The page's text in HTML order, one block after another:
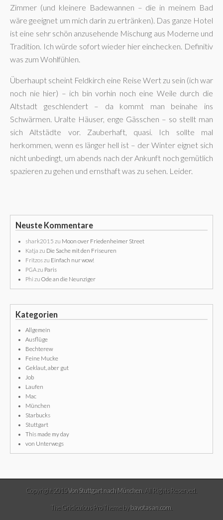
Zimmer (und kleinere Badewannen – die in meinem Bad
wäre geeignet um mich darin zu ertränken). Das ganze Hotel
ist eine sehr schön anzusehende Mischung aus Moderne und
Tradition. Ich würde sofort wieder hier einchecken. Definitiv
was zum Wohlfühlen.
Überhaupt scheint Feldkirch eine Reise Wert zu sein (ich war
noch nie hier) – ich bin vorhin noch eine Weile durch die
Altstadt geschlendert – da kommt man beinahe ins
Schwärmen. Uralte Häuser, enge Gässchen – so stellt man
sich Altstädte vor. Zauberhaft, quasi. Ich sollte mal
herkommen, wenn es länger hell ist – der Winter eignet sich
nicht unbedingt, um abends nach der Ankunft noch gemütlich
spazieren zu gehen und ernsthaft was zu sehen. Leider.
Neuste Kommentare
shark2015 zu Moon over Friedenheimer Street
Katja zu Die Sache mit den Friseuren
Fritzoszu Einfach nur wow!
PGAzu Paris
Phi zu Ode an die Neunziger
Kategorien
Allgemein
Ausflüge
Bechterew
Feine Mucke
Geklaut, aber gut
Job
Laufen
Mac
München
Starbucks
Stuttgart
This made my day
von Unterwegs
Copyright 2015Von Stuttgart nach München . All Rights Reserved.
The Gridiculous Pro Theme bybavotasan.com.